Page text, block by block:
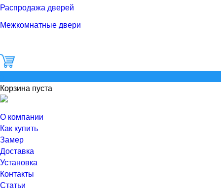
Распродажа дверей
Межкомнатные двери
Корзина пуста
О компании
Как купить
Замер
Доставка
Установка
Контакты
Статьи